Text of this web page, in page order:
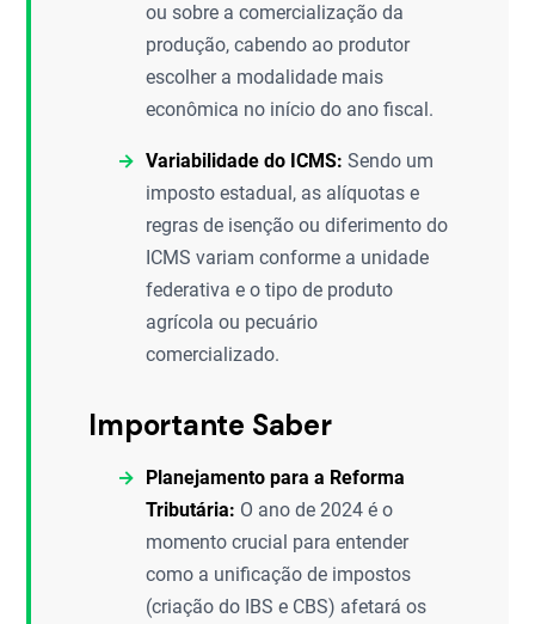
ou sobre a comercialização da
produção, cabendo ao produtor
escolher a modalidade mais
econômica no início do ano fiscal.
Variabilidade do ICMS: Sendo um
imposto estadual, as alíquotas e
regras de isenção ou diferimento do
ICMS variam conforme a unidade
federativa e o tipo de produto
agrícola ou pecuário
comercializado.
Importante Saber
Planejamento para a Reforma
Tributária: O ano de 2024 é o
momento crucial para entender
como a unificação de impostos
(criação do IBS e CBS) afetará os